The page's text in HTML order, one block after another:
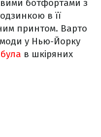
ботфортами з
в її
принтом. Варто
у Нью-Йорку
в шкіряних